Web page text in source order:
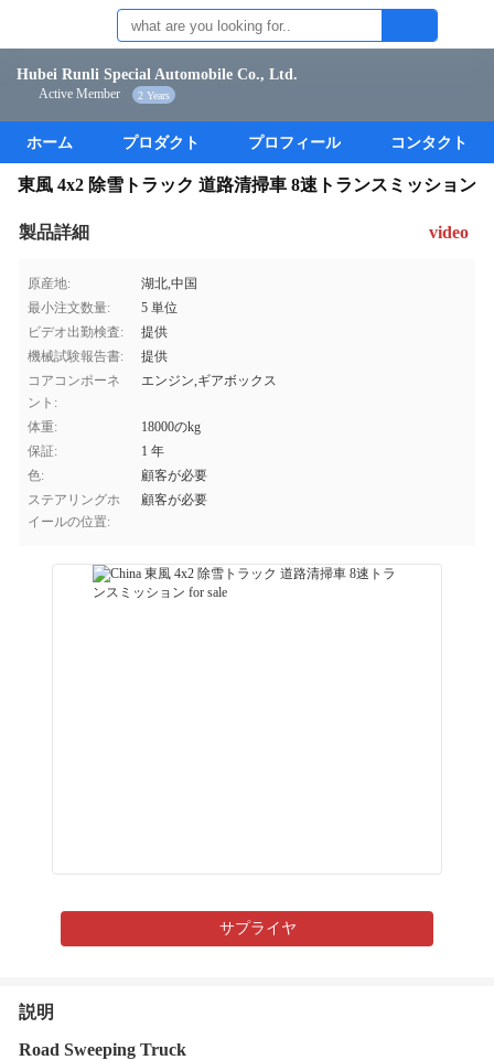
Hubei Runli Special Automobile Co., Ltd.
Active Member 2 Years
ホーム プロダクト プロフィール コンタクト
東風 4x2 除雪トラック 道路清掃車 8速トランスミッション
製品詳細 video
原産地:
湖北,中国
最小注文数量:
5 単位
ビデオ出勤検査:
提供
機械試験報告書:
提供
コアコンポーネ
ント:
エンジン,ギアボックス
体重:
18000のkg
保証:
1 年
色:
顧客が必要
ステアリングホ
イールの位置:
顧客が必要
サプライヤ
説明
Road Sweeping Truck